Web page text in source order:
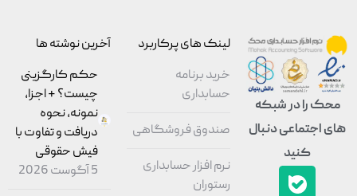
را در شبکه
اجتماعی دنبال
کنید
لینک های پرکاربرد
خرید برنامه
حسابداری
صندوق فروشگاهی
نرم افزار حسابداری
رستوران
آخرین نوشته ها
حکم کارگزینی
چیست؟ + اجزا،
نمونه، نحوه
دریافت و تفاوت با
فیش حقوقی